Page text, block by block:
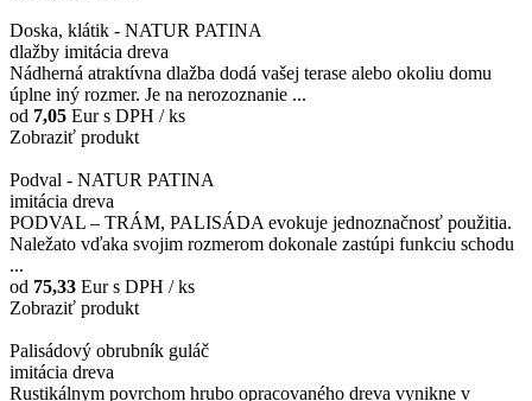
Doska, klátik - NATUR PATINA
dlažby imitácia dreva
Nádherná atraktívna dlažba dodá vašej terase alebo okoliu domu
úplne iný rozmer. Je na nerozoznanie ...
od 7,05 Eurs DPH / ks
Zobraziť produkt
Podval - NATUR PATINA
imitácia dreva
PODVAL – TRÁM, PALISÁDA evokuje jednoznačnosť použitia.
Naležato vďaka svojim rozmerom dokonale zastúpi funkciu schodu
...
od 75,33 Eurs DPH / ks
Zobraziť produkt
Palisádový obrubník guláč
imitácia dreva
Rustikálnym povrchom hrubo opracovaného dreva vynikne v